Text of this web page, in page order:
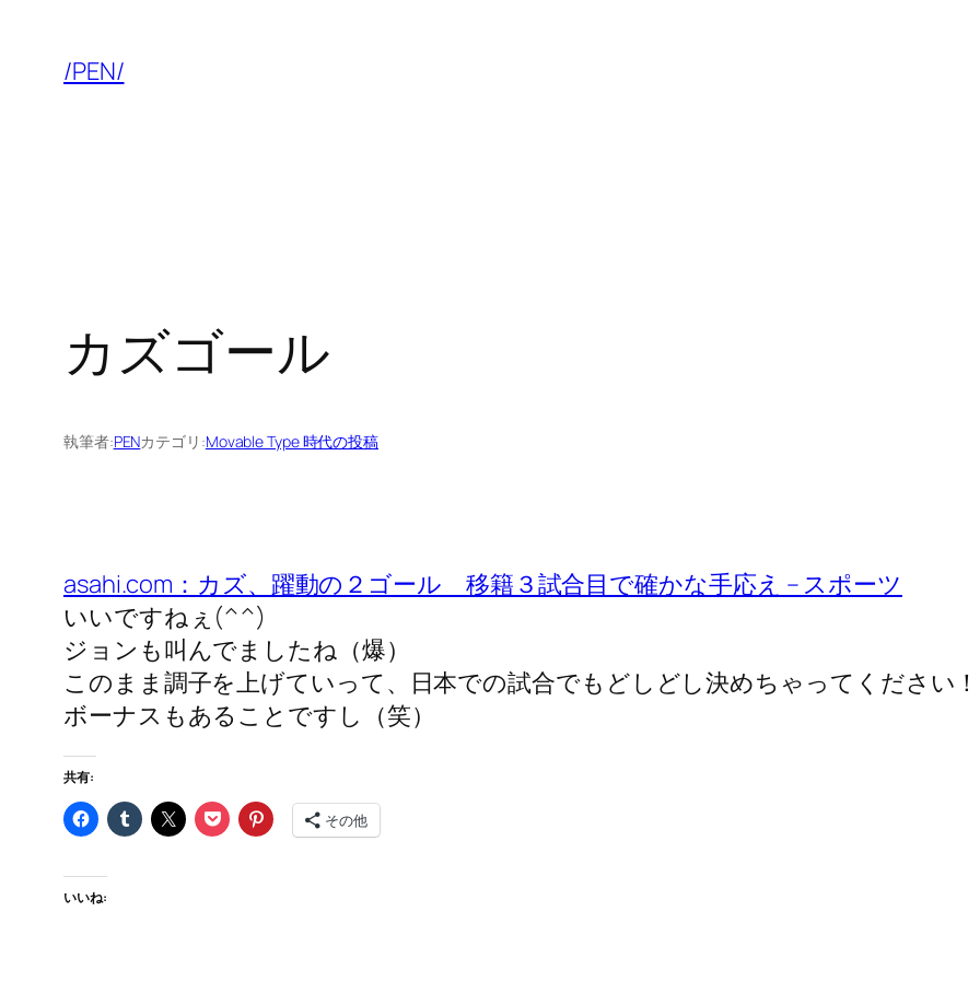
/PEN/
カズゴール
執筆者:PENカテゴリ:Movable Type 時代の投稿
asahi.com：カズ、躍動の２ゴール 移籍３試合目で確かな手応え – スポーツ
いいですねぇ(^^)
ジョンも叫んでましたね（爆）
このまま調子を上げていって、日本での試合でもどしどし決めちゃってください！
ボーナスもあることですし（笑）
共有:
その他
いいね: